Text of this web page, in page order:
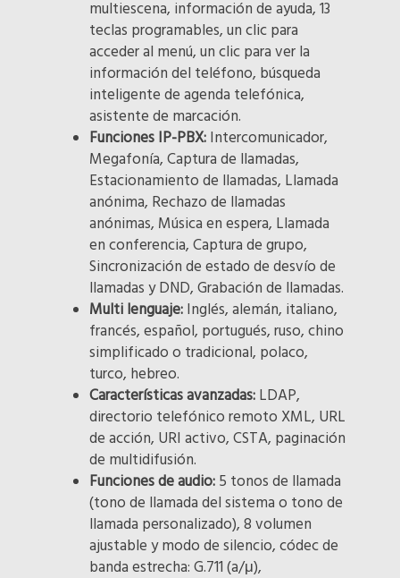
multiescena, información de ayuda, 13
teclas programables, un clic para
acceder al menú, un clic para ver la
información del teléfono, búsqueda
inteligente de agenda telefónica,
asistente de marcación.
Funciones IP-PBX: Intercomunicador,
Megafonía, Captura de llamadas,
Estacionamiento de llamadas, Llamada
anónima, Rechazo de llamadas
anónimas, Música en espera, Llamada
en conferencia, Captura de grupo,
Sincronización de estado de desvío de
llamadas y DND, Grabación de llamadas.
Multi lenguaje: Inglés, alemán, italiano,
francés, español, portugués, ruso, chino
simplificado o tradicional, polaco,
turco, hebreo.
Características avanzadas: LDAP,
directorio telefónico remoto XML, URL
de acción, URI activo, CSTA, paginación
de multidifusión.
Funciones de audio: 5 tonos de llamada
(tono de llamada del sistema o tono de
llamada personalizado), 8 volumen
ajustable y modo de silencio, códec de
banda estrecha: G.711 (a/μ),